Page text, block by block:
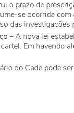
o prazo de
se ocorrida
das investigações
­– A nova lei
Em havendo
do Cade pode